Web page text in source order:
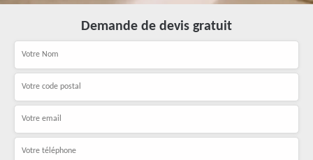
Demande de devis gratuit